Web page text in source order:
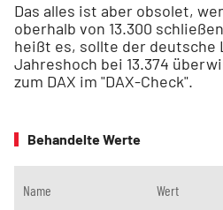
Das alles ist aber obsolet,
oberhalb von 13.300
heißt es, sollte der deutsche
Jahreshoch bei 13.374
zum DAX im "DAX-Check".
Behandelte Werte
Name Wert